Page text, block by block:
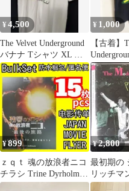
¥4,500
The Velvet Underground
バナナ Tシャツ XL ホ
ワイト
¥ 1,000
【古着】
ャツ バン
¥899
ｚｑｔ 魂の放浪者ニコ
チラシ Trine Dyrholm
Nico, 1988
¥2,800
最初期の
リッチマ
ザ・モダ